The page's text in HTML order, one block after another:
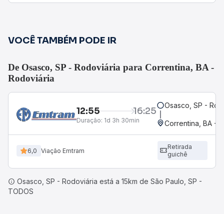
VOCÊ TAMBÉM PODE IR
De Osasco, SP - Rodoviária para Correntina, BA -
Rodoviária
12:55 16:25
Duração: 1d 3h 30min
Osasco, SP -
Correntina, BA -
6,0 Viação Emtram
Retirada
guichê
Osasco, SP - Rodoviária está a 15km de São Paulo, SP -
TODOS